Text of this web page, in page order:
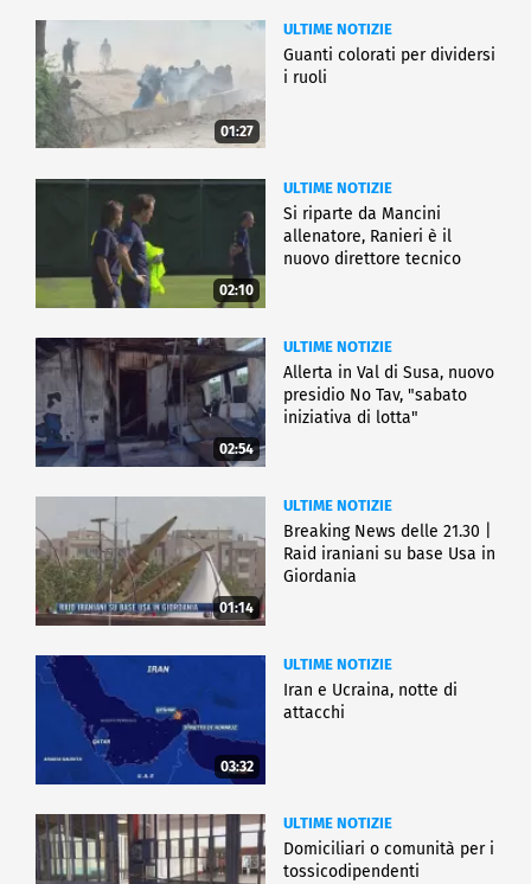
01:27
ULTIME NOTIZIE
Guanti colorati per dividersi
i ruoli
02:10
ULTIME NOTIZIE
Si riparte da Mancini
allenatore, Ranieri è il
nuovo direttore tecnico
02:54
ULTIME NOTIZIE
Allerta in Val di Susa, nuovo
presidio No Tav, "sabato
iniziativa di lotta"
01:14
ULTIME NOTIZIE
Breaking News delle 21.30 |
Raid iraniani su base Usa in
Giordania
03:32
ULTIME NOTIZIE
Iran e Ucraina, notte di
attacchi
ULTIME NOTIZIE
Domiciliari o comunità per i
tossicodipendenti